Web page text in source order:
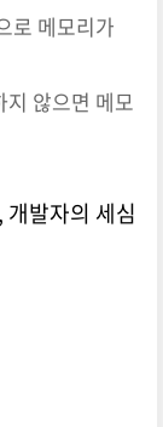
로 메모리가
않으면 메모
발자의 세심